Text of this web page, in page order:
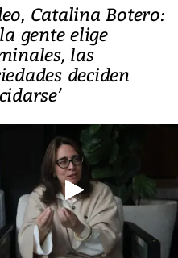
Catalina Botero:
la gente elige
las
deciden